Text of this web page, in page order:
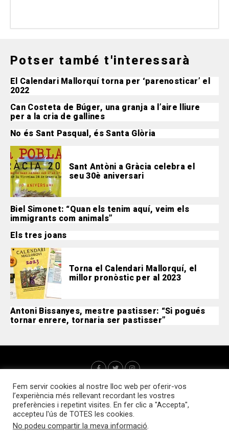
Potser també t'interessarà
El Calendari Mallorquí torna per ‘parenosticar’ el
2022
Can Costeta de Búger, una granja a l’aire lliure
per a la cria de gallines
No és Sant Pasqual, és Santa Glòria
Sant Antòni a Gràcia celebra el
seu 30è aniversari
Biel Simonet: “Quan els tenim aquí, veim els
immigrants com animals”
Els tres joans
Torna el Calendari Mallorquí, el
millor pronòstic per al 2023
Antoni Bissanyes, mestre pastisser: “Si pogués
tornar enrere, tornaria ser pastisser”
Fem servir cookies al nostre lloc web per oferir-vos
l’experiència més rellevant recordant les vostres
preferències i repetint visites. En fer clic a "Accepta",
accepteu l'ús de TOTES les cookies.
No podeu compartir la meva informació.